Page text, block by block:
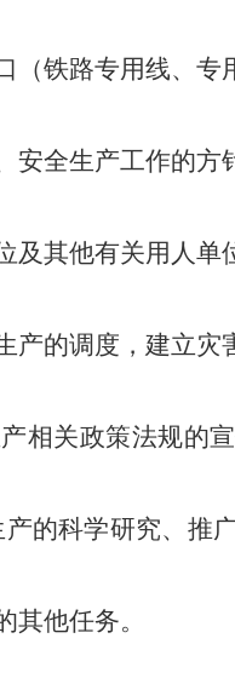
铁路专用线、专
生产工作的方
其他有关用人单
的调度，建立灾
关政策法规的
产的科学研究、
他任务。